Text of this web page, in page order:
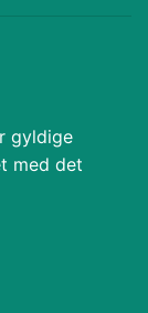
gyldige
med det